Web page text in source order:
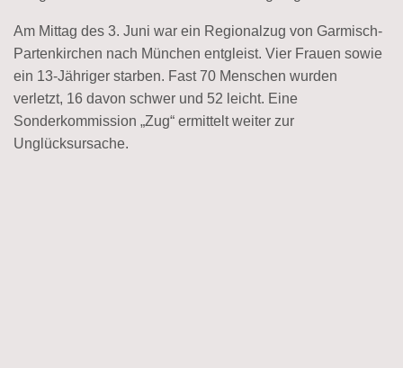
Am Mittag des 3. Juni war ein Regionalzug von Garmisch-
Partenkirchen nach München entgleist. Vier Frauen sowie
ein 13-Jähriger starben. Fast 70 Menschen wurden
verletzt, 16 davon schwer und 52 leicht. Eine
Sonderkommission „Zug“ ermittelt weiter zur
Unglücksursache.